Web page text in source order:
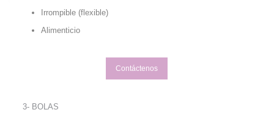
Irrompible (flexible)
Alimenticio
Contáctenos
3- BOLAS